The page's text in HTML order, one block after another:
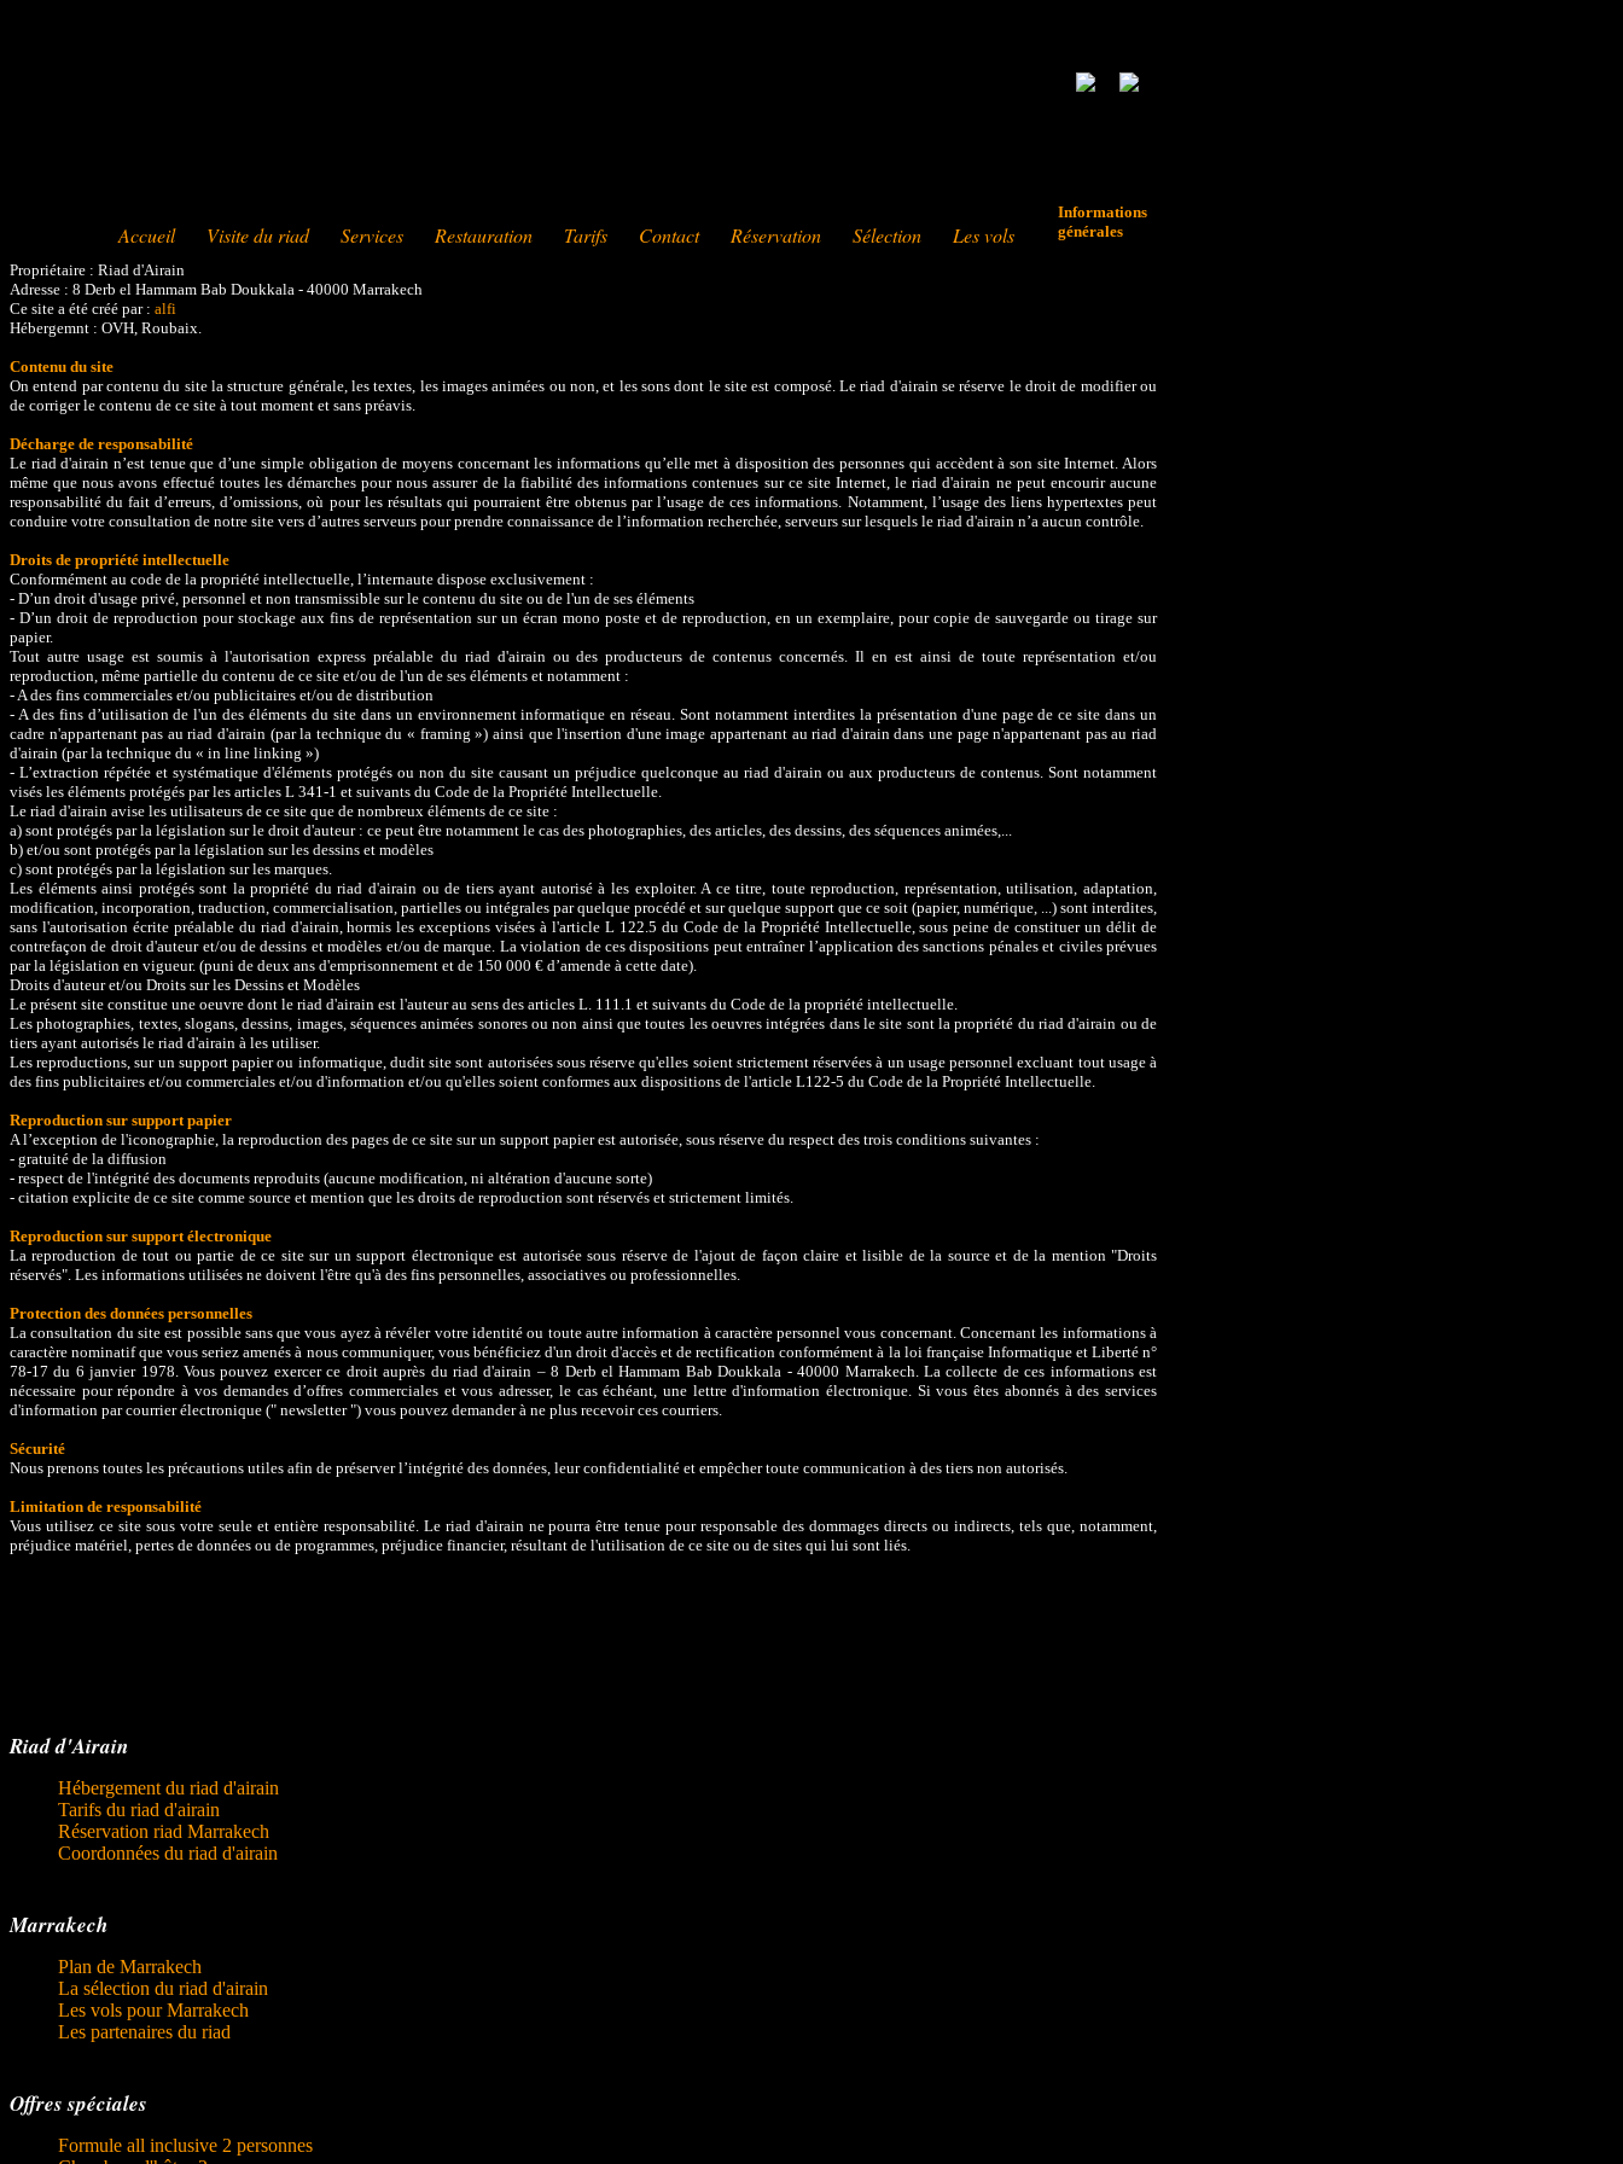
Accueil Visite du riad Services Restauration Tarifs Contact Réservation Sélection Les vols
Informations
générales
Propriétaire : Riad d'Airain
Adresse : 8 Derb el Hammam Bab Doukkala - 40000 Marrakech
Ce site a été créé par : alfi
Hébergemnt : OVH, Roubaix.
Contenu du site
On entend par contenu du site la structure générale, les textes, les images animées ou non, et les sons dont le site est composé. Le riad d'airain se réserve le droit de modifier ou
de corriger le contenu de ce site à tout moment et sans préavis.
Décharge de responsabilité
Le riad d'airain n’est tenue que d’une simple obligation de moyens concernant les informations qu’elle met à disposition des personnes qui accèdent à son site Internet. Alors
même que nous avons effectué toutes les démarches pour nous assurer de la fiabilité des informations contenues sur ce site Internet, le riad d'airain ne peut encourir aucune
responsabilité du fait d’erreurs, d’omissions, où pour les résultats qui pourraient être obtenus par l’usage de ces informations. Notamment, l’usage des liens hypertextes peut
conduire votre consultation de notre site vers d’autres serveurs pour prendre connaissance de l’information recherchée, serveurs sur lesquels le riad d'airain n’a aucun contrôle.
Droits de propriété intellectuelle
Conformément au code de la propriété intellectuelle, l’internaute dispose exclusivement :
- D’un droit d'usage privé, personnel et non transmissible sur le contenu du site ou de l'un de ses éléments
- D’un droit de reproduction pour stockage aux fins de représentation sur un écran mono poste et de reproduction, en un exemplaire, pour copie de sauvegarde ou tirage sur
papier.
Tout autre usage est soumis à l'autorisation express préalable du riad d'airain ou des producteurs de contenus concernés. Il en est ainsi de toute représentation et/ou
reproduction, même partielle du contenu de ce site et/ou de l'un de ses éléments et notamment :
- A des fins commerciales et/ou publicitaires et/ou de distribution
- A des fins d’utilisation de l'un des éléments du site dans un environnement informatique en réseau. Sont notamment interdites la présentation d'une page de ce site dans un
cadre n'appartenant pas au riad d'airain (par la technique du « framing ») ainsi que l'insertion d'une image appartenant au riad d'airain dans une page n'appartenant pas au riad
d'airain (par la technique du « in line linking »)
- L’extraction répétée et systématique d'éléments protégés ou non du site causant un préjudice quelconque au riad d'airain ou aux producteurs de contenus. Sont notamment
visés les éléments protégés par les articles L 341-1 et suivants du Code de la Propriété Intellectuelle.
Le riad d'airain avise les utilisateurs de ce site que de nombreux éléments de ce site :
a) sont protégés par la législation sur le droit d'auteur : ce peut être notamment le cas des photographies, des articles, des dessins, des séquences animées,...
b) et/ou sont protégés par la législation sur les dessins et modèles
c) sont protégés par la législation sur les marques.
Les éléments ainsi protégés sont la propriété du riad d'airain ou de tiers ayant autorisé à les exploiter. A ce titre, toute reproduction, représentation, utilisation, adaptation,
modification, incorporation, traduction, commercialisation, partielles ou intégrales par quelque procédé et sur quelque support que ce soit (papier, numérique, ...) sont interdites,
sans l'autorisation écrite préalable du riad d'airain, hormis les exceptions visées à l'article L 122.5 du Code de la Propriété Intellectuelle, sous peine de constituer un délit de
contrefaçon de droit d'auteur et/ou de dessins et modèles et/ou de marque. La violation de ces dispositions peut entraîner l’application des sanctions pénales et civiles prévues
par la législation en vigueur. (puni de deux ans d'emprisonnement et de 150 000 € d’amende à cette date).
Droits d'auteur et/ou Droits sur les Dessins et Modèles
Le présent site constitue une oeuvre dont le riad d'airain est l'auteur au sens des articles L. 111.1 et suivants du Code de la propriété intellectuelle.
Les photographies, textes, slogans, dessins, images, séquences animées sonores ou non ainsi que toutes les oeuvres intégrées dans le site sont la propriété du riad d'airain ou de
tiers ayant autorisés le riad d'airain à les utiliser.
Les reproductions, sur un support papier ou informatique, dudit site sont autorisées sous réserve qu'elles soient strictement réservées à un usage personnel excluant tout usage à
des fins publicitaires et/ou commerciales et/ou d'information et/ou qu'elles soient conformes aux dispositions de l'article L122-5 du Code de la Propriété Intellectuelle.
Reproduction sur support papier
A l’exception de l'iconographie, la reproduction des pages de ce site sur un support papier est autorisée, sous réserve du respect des trois conditions suivantes :
- gratuité de la diffusion
- respect de l'intégrité des documents reproduits (aucune modification, ni altération d'aucune sorte)
- citation explicite de ce site comme source et mention que les droits de reproduction sont réservés et strictement limités.
Reproduction sur support électronique
La reproduction de tout ou partie de ce site sur un support électronique est autorisée sous réserve de l'ajout de façon claire et lisible de la source et de la mention "Droits
réservés". Les informations utilisées ne doivent l'être qu'à des fins personnelles, associatives ou professionnelles.
Protection des données personnelles
La consultation du site est possible sans que vous ayez à révéler votre identité ou toute autre information à caractère personnel vous concernant. Concernant les informations à
caractère nominatif que vous seriez amenés à nous communiquer, vous bénéficiez d'un droit d'accès et de rectification conformément à la loi française Informatique et Liberté n°
78-17 du 6 janvier 1978. Vous pouvez exercer ce droit auprès du riad d'airain – 8 Derb el Hammam Bab Doukkala - 40000 Marrakech. La collecte de ces informations est
nécessaire pour répondre à vos demandes d’offres commerciales et vous adresser, le cas échéant, une lettre d'information électronique. Si vous êtes abonnés à des services
d'information par courrier électronique (" newsletter ") vous pouvez demander à ne plus recevoir ces courriers.
Sécurité
Nous prenons toutes les précautions utiles afin de préserver l’intégrité des données, leur confidentialité et empêcher toute communication à des tiers non autorisés.
Limitation de responsabilité
Vous utilisez ce site sous votre seule et entière responsabilité. Le riad d'airain ne pourra être tenue pour responsable des dommages directs ou indirects, tels que, notamment,
préjudice matériel, pertes de données ou de programmes, préjudice financier, résultant de l'utilisation de ce site ou de sites qui lui sont liés.
Riad d'Airain
Hébergement du riad d'airain
Tarifs du riad d'airain
Réservation riad Marrakech
Coordonnées du riad d'airain
Marrakech
Plan de Marrakech
La sélection du riad d'airain
Les vols pour Marrakech
Les partenaires du riad
Offres spéciales
Formule all inclusive 2 personnes